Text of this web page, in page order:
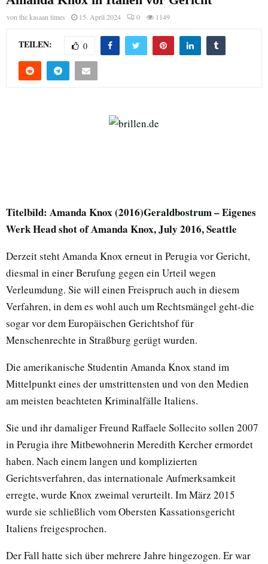
von the kasaan times 15. April 2024 0 1149
TEILEN: 0
Titelbild: Amanda Knox (2016)Geraldbostrum– Eigenes
Werk Head shot of Amanda Knox, July 2016, Seattle
Derzeit steht Amanda Knox erneut in Perugia vor Gericht,
diesmal in einer Berufung gegen ein Urteil wegen
Verleumdung. Sie will einen Freispruch auch in diesem
Verfahren, in dem es wohl auch um Rechtsmängel geht-die
sogar vor dem Europäischen Gerichtshof für
Menschenrechte in Straßburg gerügt wurden.
Die amerikanische Studentin Amanda Knox stand im
Mittelpunkt eines der umstrittensten und von den Medien
am meisten beachteten Kriminalfälle Italiens.
Sie und ihr damaliger Freund Raffaele Sollecito sollen 2007
in Perugia ihre Mitbewohnerin Meredith Kercher ermordet
haben. Nach einem langen und komplizierten
Gerichtsverfahren, das internationale Aufmerksamkeit
erregte, wurde Knox zweimal verurteilt. Im März 2015
wurde sie schließlich vom Obersten Kassationsgericht
Italiens freigesprochen.
Der Fall hatte sich über mehrere Jahre hingezogen. Er war